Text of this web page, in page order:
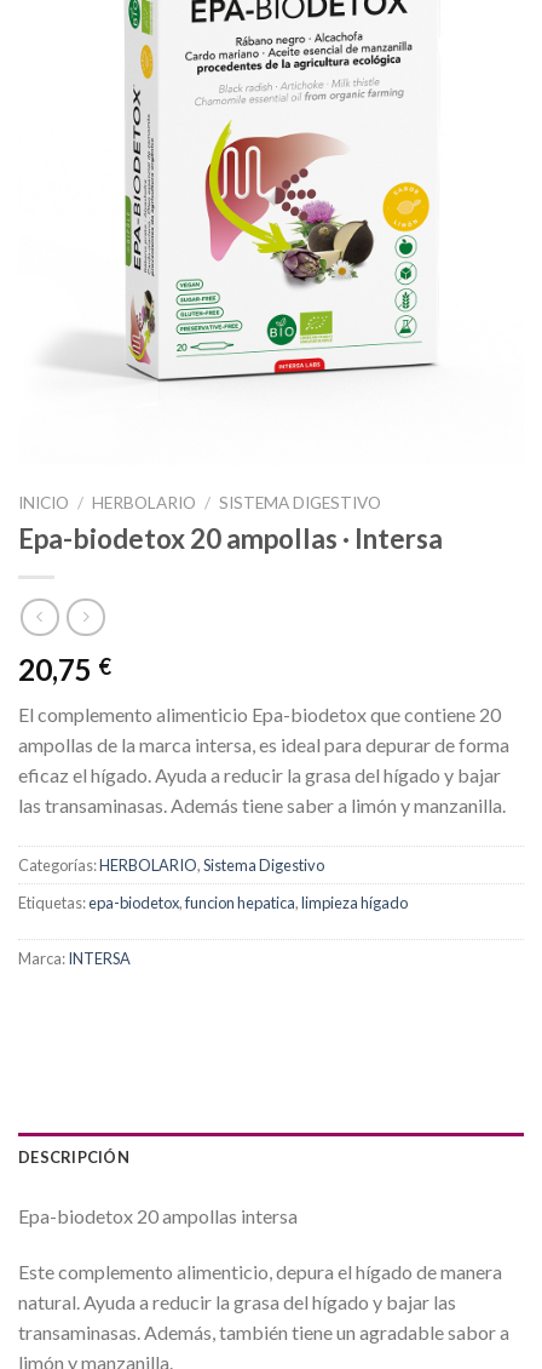
INICIO / HERBOLARIO / SISTEMA DIGESTIVO
Epa-biodetox 20 ampollas · Intersa
20,75 €
El complemento alimenticio Epa-biodetox que contiene 20
ampollas de la marca intersa, es ideal para depurar de forma
eficaz el hígado. Ayuda a reducir la grasa del hígado y bajar
las transaminasas. Además tiene saber a limón y manzanilla.
Categorías:HERBOLARIO,Sistema Digestivo
Etiquetas:epa-biodetox,funcion hepatica,limpieza hígado
Marca:INTERSA
DESCRIPCIÓN
Epa-biodetox 20 ampollas intersa
Este complemento alimenticio, depura el hígado de manera
natural. Ayuda a reducir la grasa del hígado y bajar las
transaminasas. Además, también tiene un agradable sabor a
limón y manzanilla.